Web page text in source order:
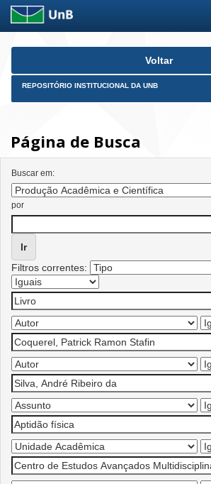
Skip
Voltar
REPOSITÓRIO INSTITUCIONAL DA UNB
Página de Busca
Buscar em:
por
Filtros correntes: